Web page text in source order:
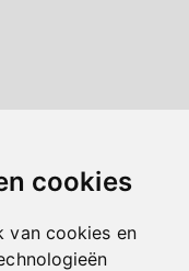
cookies
van cookies en
realisatieSieronline B.V.